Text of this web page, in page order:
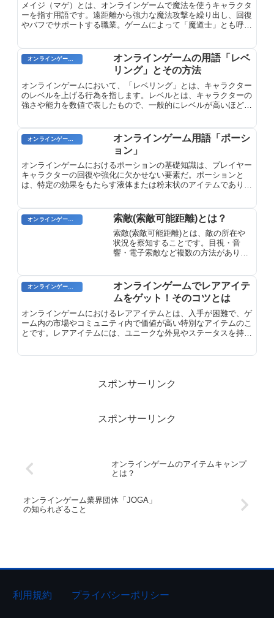
メイジ（マゲ）とは、オンラインゲームで魔法を使うキャラクタ
ーを指す用語です。遠距離から強力な魔法攻撃を繰り出し、回復
やバフでサポートする職業。ゲームによって「魔道士」とも呼ば
オンラインゲーム用語
オンラインゲームの用語「レベ
リング」とその方法
オンラインゲームにおいて、「レベリング」とは、キャラクター
のレベルを上げる行為を指します。レベルとは、キャラクターの
強さや能力を数値で表したもので、一般的にレベルが高いほど強
ないプロセスです。
オンラインゲーム用語
オンラインゲーム用語「ポーシ
ョン」
オンラインゲームにおけるポーションの基礎知識は、プレイヤー
キャラクターの回復や強化に欠かせない要素だ。ポーションと
は、特定の効果をもたらす液体または粉末状のアイテムであり、
入したり、クエスト報酬として入手したり、錬金術で作成するこ
とができる。
索敵(索敵可能距離)とは？
索敵(索敵可能距離)とは、敵の所在や
状況を察知することです。目視・音
響・電子索敵など複数の方法があり、
になる可能性があります。
オンラインゲーム用語
オンラインゲームでレアアイテ
ムをゲット！そのコツとは
オンラインゲームにおけるレアアイテムとは、入手が困難で、ゲ
ーム内の市場やコミュニティ内で価値が高い特別なアイテムのこ
とです。レアアイテムには、ユニークな外見やステータスを持つ
スポンサーリンク
スポンサーリンク
オンラインゲームのアイテムキャンプ
とは？
オンラインゲーム業界団体「JOGA」
の知られざること
利用規約 プライバシーポリシー